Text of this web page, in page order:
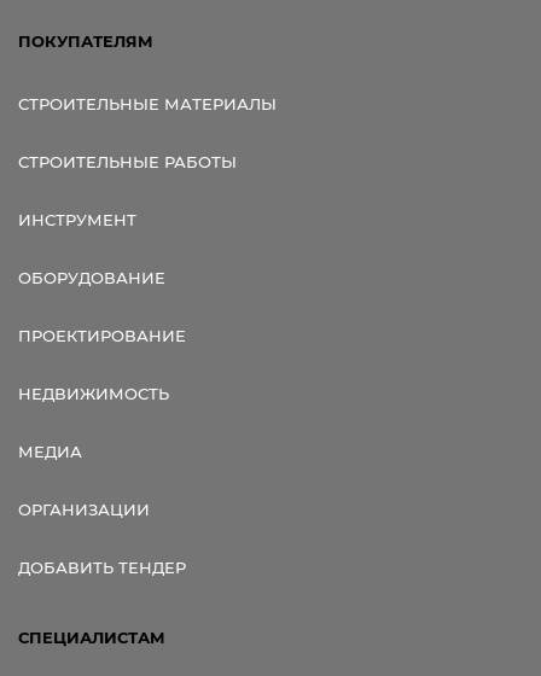
ПОКУПАТЕЛЯМ
СТРОИТЕЛЬНЫЕ МАТЕРИАЛЫ
СТРОИТЕЛЬНЫЕ РАБОТЫ
ИНСТРУМЕНТ
ОБОРУДОВАНИЕ
ПРОЕКТИРОВАНИЕ
НЕДВИЖИМОСТЬ
МЕДИА
ОРГАНИЗАЦИИ
ДОБАВИТЬ ТЕНДЕР
СПЕЦИАЛИСТАМ